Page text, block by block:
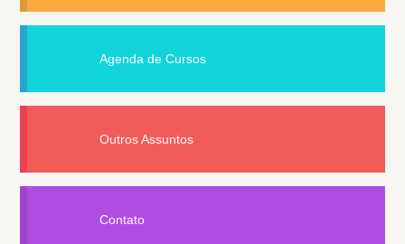
Agenda de Cursos
Outros Assuntos
Contato